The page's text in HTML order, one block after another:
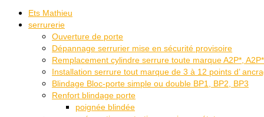
Ets Mathieu
serrurerie
Ouverture de porte
Dépannage serrurier mise en sécurité provisoire
Remplacement cylindre serrure toute marque A2P*,
Installation serrure tout marque de 3 à 12 points d’
Blindage Bloc-porte simple ou double BP1, BP2, BP3
Renfort blindage porte
poignée blindée